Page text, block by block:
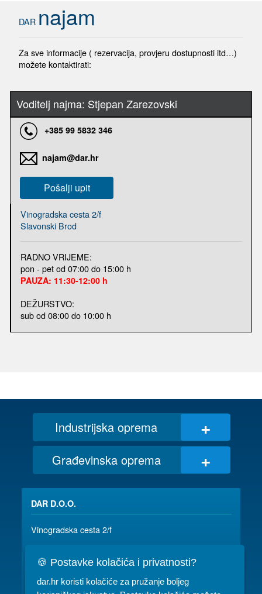
DAR najam
Za sve informacije ( rezervacija, provjeru dostupnosti itd…)
možete kontaktirati:
Voditelj najma: Stjepan Zarezovski
+385 99 5832 346
najam@dar.hr
Pošalji upit
Vinogradska cesta 2/f
Slavonski Brod
RADNO VRIJEME:
pon - pet od 07:00 do 15:00 h
PAUZA: 11:30-12:00 h
DEŽURSTVO:
sub od 08:00 do 10:00 h
Industrijska oprema +
Građevinska oprema +
DAR D.O.O.
Vinogradska cesta 2/f
🍪 Postavke kolačića i privatnosti?
dar.hr koristi kolačiće za pružanje boljeg